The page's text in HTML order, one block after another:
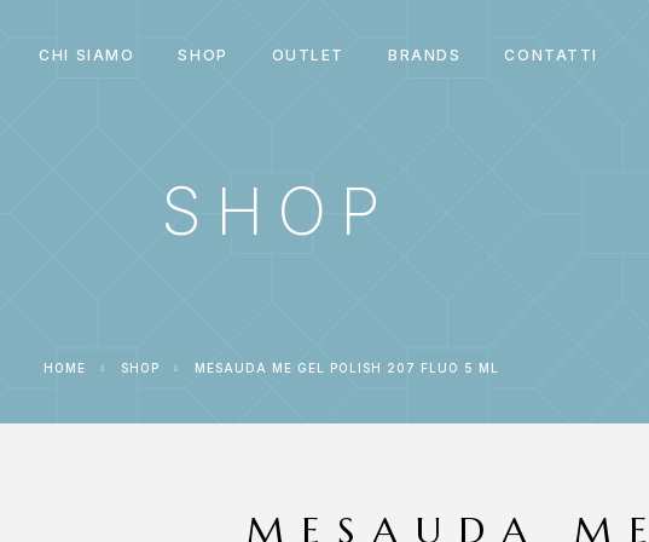
CHI SIAMO SHOP OUTLET BRANDS CONTATTI
SHOP
HOME SHOP MESAUDA ME GEL POLISH 207 FLUO 5 ML
MESAUDA